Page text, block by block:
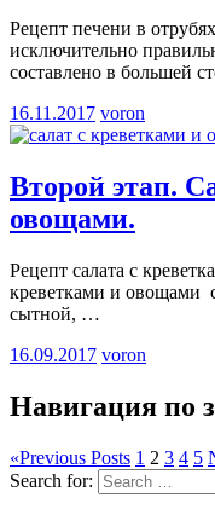
Рецепт печени в
исключительно
составлено в большей
16.11.2017 voron
Второй этап.
овощами.
Рецепт салата с
креветками и овощами
сытной, …
16.09.2017 voron
Навигация по
«Previous Posts 1 2 3 4 5
Search for: